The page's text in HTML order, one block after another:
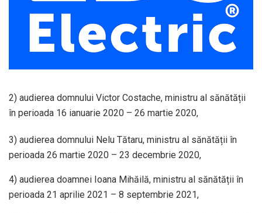
2) audierea domnului Victor Costache, ministru al sănătății
în perioada 16 ianuarie 2020 – 26 martie 2020,
3) audierea domnului Nelu Tătaru, ministru al sănătății în
perioada 26 martie 2020 – 23 decembrie 2020,
4) audierea doamnei Ioana Mihăilă, ministru al sănătății în
perioada 21 aprilie 2021 – 8 septembrie 2021,